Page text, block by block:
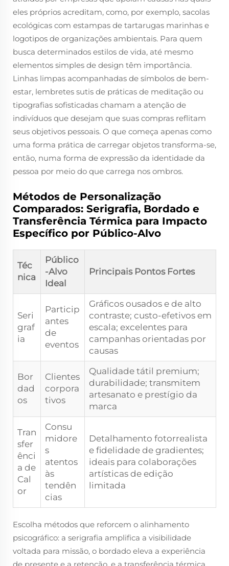
eles próprios acreditam, como, por exemplo, sacolas
ecológicas com estampas de tartarugas marinhas e
logotipos de organizações ambientais. Para quem
busca determinados estilos de vida, até mesmo
elementos simples de design têm importância.
Linhas limpas acompanhadas de símbolos de bem-
estar, lembretes sutis de práticas de meditação ou
tipografias sofisticadas chamam a atenção de
indivíduos que desejam que suas compras reflitam
seus objetivos pessoais. O que começa apenas como
uma forma prática de carregar objetos transforma-se,
então, numa forma de expressão da identidade da
pessoa por meio do que carrega nos ombros.
Métodos de Personalização
Comparados: Serigrafia, Bordado e
Transferência Térmica para Impacto
Específico por Público-Alvo
Téc
nica
Público
-Alvo
Ideal
Principais Pontos Fortes
Seri
graf
ia
Particip
antes
de
eventos
Gráficos ousados e de alto
contraste; custo-efetivos em
escala; excelentes para
campanhas orientadas por
causas
Bor
dad
os
Clientes
corpora
tivos
Qualidade tátil premium;
durabilidade; transmitem
artesanato e prestígio da
marca
Tran
sfer
ênci
a de
Cal
or
Consu
midore
s
atentos
às
tendên
cias
Detalhamento fotorrealista
e fidelidade de gradientes;
ideais para colaborações
artísticas de edição
limitada
Escolha métodos que reforcem o alinhamento
psicográfico: a serigrafia amplifica a visibilidade
voltada para missão, o bordado eleva a experiência